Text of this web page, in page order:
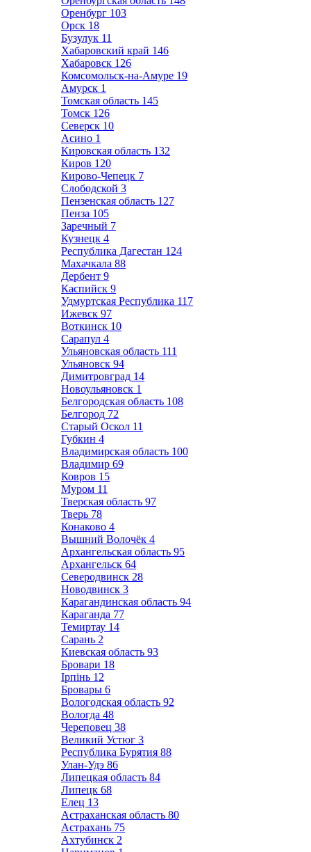
Оренбург 103
Орск 18
Бузулук 11
Хабаровский край 146
Хабаровск 126
Комсомольск-на-Амуре 19
Амурск 1
Томская область 145
Томск 126
Северск 10
Асино 1
Кировская область 132
Киров 120
Кирово-Чепецк 7
Слободской 3
Пензенская область 127
Пенза 105
Заречный 7
Кузнецк 4
Республика Дагестан 124
Махачкала 88
Дербент 9
Каспийск 9
Удмуртская Республика 117
Ижевск 97
Воткинск 10
Сарапул 4
Ульяновская область 111
Ульяновск 94
Димитровград 14
Новоульяновск 1
Белгородская область 108
Белгород 72
Старый Оскол 11
Губкин 4
Владимирская область 100
Владимир 69
Ковров 15
Муром 11
Тверская область 97
Тверь 78
Конаково 4
Вышний Волочёк 4
Архангельская область 95
Архангельск 64
Северодвинск 28
Новодвинск 3
Карагандинская область 94
Караганда 77
Темиртау 14
Сарань 2
Киевская область 93
Бровари 18
Ірпінь 12
Бровары 6
Вологодская область 92
Вологда 48
Череповец 38
Великий Устюг 3
Республика Бурятия 88
Улан-Удэ 86
Липецкая область 84
Липецк 68
Елец 13
Астраханская область 80
Астрахань 75
Ахтубинск 2